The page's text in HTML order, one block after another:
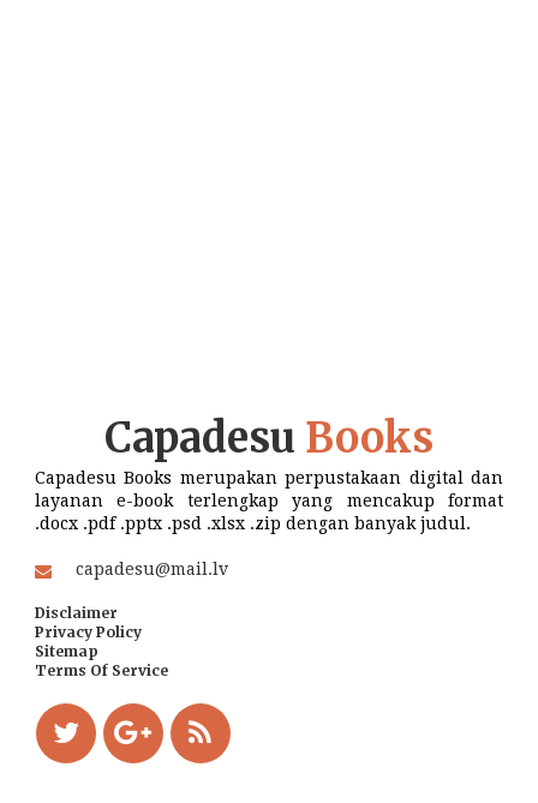
Capadesu Books
Capadesu Books merupakan perpustakaan digital dan
layanan e-book terlengkap yang mencakup format
.docx .pdf .pptx .psd .xlsx .zip dengan banyak judul.
capadesu@mail.lv
Disclaimer
Privacy Policy
Sitemap
Terms Of Service